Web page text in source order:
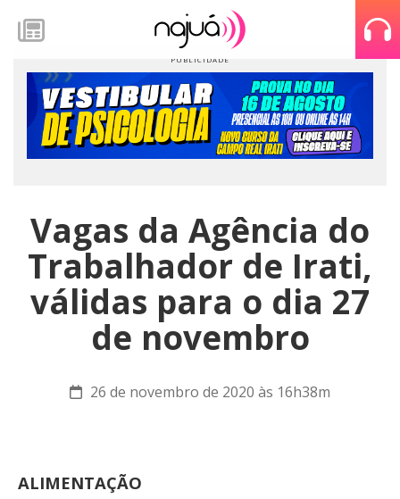
Vagas da Agência do
Trabalhador de Irati,
válidas para o dia 27
de novembro
26 de novembro de 2020 às 16h38m
ALIMENTAÇÃO